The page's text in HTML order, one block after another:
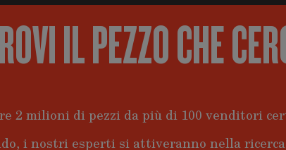
IL PEZZO CHE
2 milioni di pezzi da più di 100 venditori
i nostri esperti si attiveranno nella